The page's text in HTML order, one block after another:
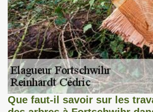
Que faut-il savoir sur les